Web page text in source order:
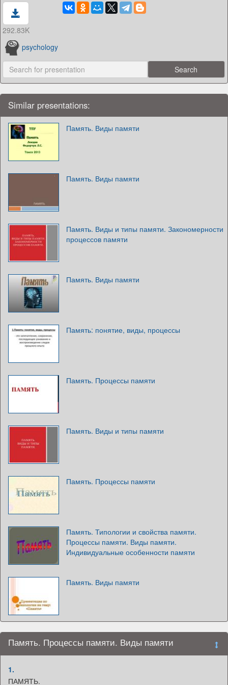
292.83K
psychology
Similar presentations:
Память. Виды памяти
Память. Виды памяти
Память. Виды и типы памяти. Закономерности
процессов памяти
Память. Виды памяти
Память: понятие, виды, процессы
Память. Процессы памяти
Память. Виды и типы памяти
Память. Процессы памяти
Память. Типологии и свойства памяти.
Процессы памяти. Виды памяти.
Индивидуальные особенности памяти
Память. Виды памяти
Память. Процессы памяти. Виды памяти
1.
ПАМЯТЬ.